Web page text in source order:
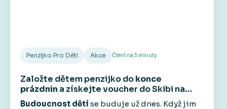
Penzijko Pro Děti Akce Čtení na 3 minuty
Založte dětem penzijko dokonce
prázdnin a získejte voucher do Skibi na
1 000 Kč
Budoucnost dětíse buduje už dnes. Když jim